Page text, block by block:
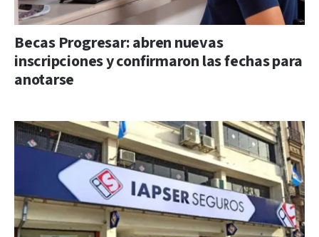
Becas Progresar: abren nuevas
inscripciones y confirmaron las fechas para
anotarse